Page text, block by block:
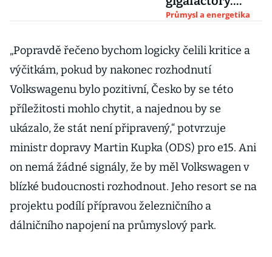
Potřebuje
ale Česko ji
nemá
Průmysl a energetika
„Popravdě řečeno bychom logicky čelili kritice a
výčitkám, pokud by nakonec rozhodnutí
Volkswagenu bylo pozitivní, Česko by se této
příležitosti mohlo chytit, a najednou by se
ukázalo, že stát není připravený,“ potvrzuje
ministr dopravy Martin Kupka (ODS) pro e15. Ani
on nemá žádné signály, že by měl Volkswagen v
blízké budoucnosti rozhodnout. Jeho resort se na
projektu podílí přípravou železničního a
dálničního napojení na průmyslový park.